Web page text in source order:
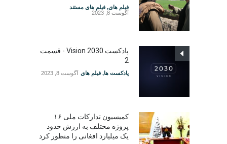
فیلم های, فیلم های مستند
آگوست 8, 2023
پادکست Vision 2030 - قسمت
2
پادکست ها, فیلم های آگوست 8, 2023
کمیسیون تدارکات ملی ۱۶
پروژه مختلف به ارزش حدود
یک میلیارد افغانی را منظور کرد